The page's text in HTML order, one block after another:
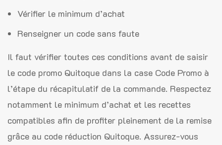
Vérifier le minimum d’achat
Renseigner un code sans faute
Il faut vérifier toutes ces conditions avant de saisir
le code promo Quitoque dans la case Code Promo à
l’étape du récapitulatif de la commande. Respectez
notamment le minimum d’achat et les recettes
compatibles afin de profiter pleinement de la remise
grâce au code réduction Quitoque. Assurez-vous